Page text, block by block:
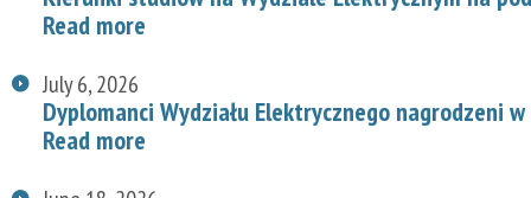
Read more
July 6, 2026
Dyplomanci Wydziału Elektrycznego nagrodzeni
Read more